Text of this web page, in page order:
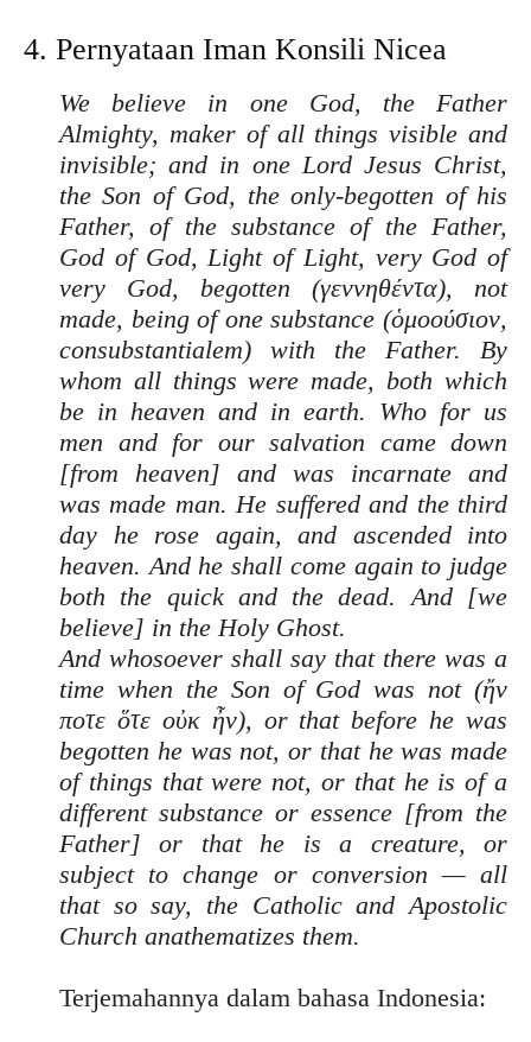
4. Pernyataan Iman Konsili Nicea
We believe in one God, the Father
Almighty, maker of all things visible and
invisible; and in one Lord Jesus Christ,
the Son of God, the only-begotten of his
Father, of the substance of the Father,
God of God, Light of Light, very God of
very God, begotten (γεννηθέντα), not
made, being of one substance (ὁμοούσιον,
consubstantialem) with the Father. By
whom all things were made, both which
be in heaven and in earth. Who for us
men and for our salvation came down
[from heaven] and was incarnate and
was made man. He suffered and the third
day he rose again, and ascended into
heaven. And he shall come again to judge
both the quick and the dead. And [we
believe] in the Holy Ghost.
And whosoever shall say that there was a
time when the Son of God was not (ἤν
ποτε ὅτε οὐκ ἦν), or that before he was
begotten he was not, or that he was made
of things that were not, or that he is of a
different substance or essence [from the
Father] or that he is a creature, or
subject to change or conversion — all
that so say, the Catholic and Apostolic
Church anathematizes them.
Terjemahannya dalam bahasa Indonesia: